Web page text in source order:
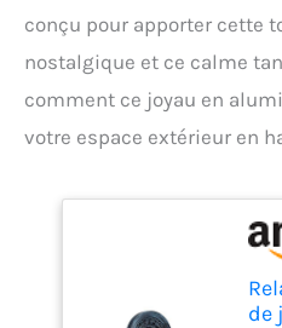
conçu pour apporter cette
nostalgique et ce calme
comment ce joyau en
votre espace extérieur en
de